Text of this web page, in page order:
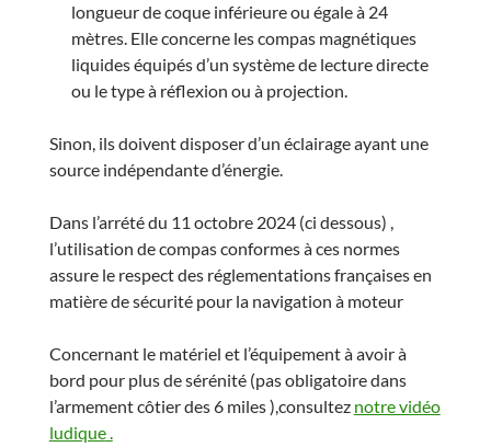
longueur de coque inférieure ou égale à 24
mètres. Elle concerne les compas magnétiques
liquides équipés d’un système de lecture directe
ou le type à réflexion ou à projection.
Sinon, ils doivent disposer d’un éclairage ayant une
source indépendante d’énergie.
Dans l’arrété du 11 octobre 2024 (ci dessous) ,
l’utilisation de compas conformes à ces normes
assure le respect des réglementations françaises en
matière de sécurité pour la navigation à moteur
Concernant le matériel et l’équipement à avoir à
bord pour plus de sérénité (pas obligatoire dans
l’armement côtier des 6 miles ),consultez notre vidéo
ludique.